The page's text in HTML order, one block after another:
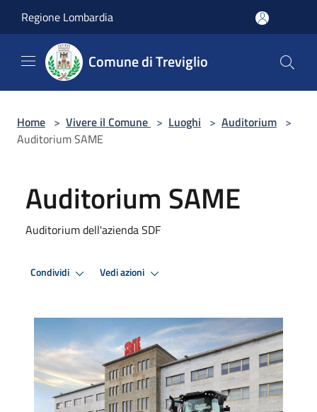
Regione Lombardia
Comune di Treviglio
Home > Vivere il Comune > Luoghi > Auditorium >
Auditorium SAME
Auditorium SAME
Auditorium dell'azienda SDF
Condividi Vedi azioni